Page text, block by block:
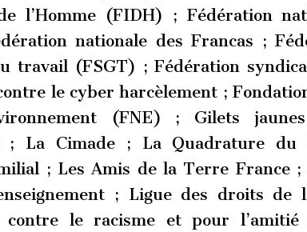
l’Homme (FIDH) ; Fédération
nationale des Francas ;
travail (FSGT) ; Fédération
le cyber harcèlement ;
(FNE) ; Gilets
; La Cimade ; La Quadrature
; Les Amis de la Terre France
; Ligue des droits
contre le racisme et pour